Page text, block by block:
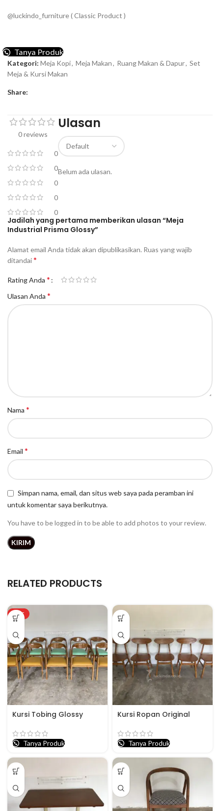
@luckindo_furniture ( Classic Product )
Tanya Produk
Kategori: Meja Kopi, Meja Makan, Ruang Makan & Dapur, Set
Meja & Kursi Makan
Share:
0 reviews
0
0
0
0
0
Ulasan
Belum ada ulasan.
Jadilah yang pertama memberikan ulasan “Meja
Industrial Prisma Glossy”
Alamat email Anda tidak akan dipublikasikan. Ruas yang wajib
ditandai*
Rating Anda *
Ulasan Anda *
Nama *
Email *
Simpan nama, email, dan situs web saya pada peramban ini
untuk komentar saya berikutnya.
You have to be logged in to be able to add photos to your review.
RELATED PRODUCTS
HOT
Kursi Tobing Glossy
Tanya Produk
Kursi Ropan Original
Tanya Produk